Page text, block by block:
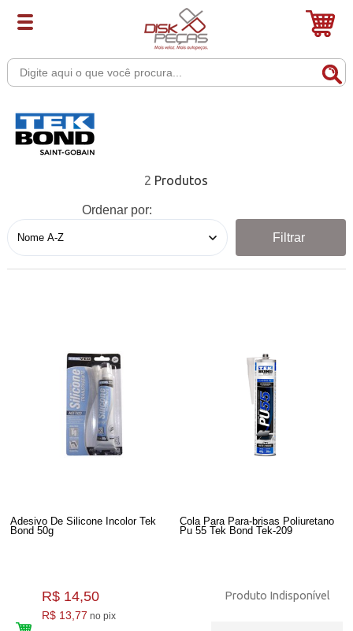
2
Ordenar por:
Filtrar
Adesivo De Silicone Incolor Tek
Bond 50g
R$ 14,50
R$ 13,77 no pix
Cola Para Para-brisas Poliuretano
Pu 55 Tek Bond Tek-209
Produto Indisponível